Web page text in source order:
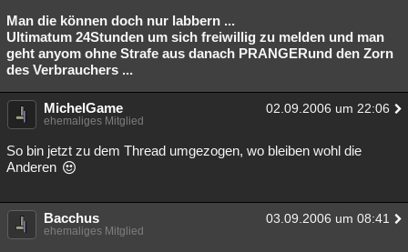
Man die können doch nur labbern ...
Ultimatum 24Stunden um sich freiwillig zu melden und man
geht anyom ohne Strafe aus danach PRANGERund den Zorn
des Verbrauchers ...
MichelGame 02.09.2006 um 22:06
ehemaliges Mitglied
So bin jetzt zu dem Thread umgezogen, wo bleiben wohl die
Anderen
Bacchus 03.09.2006 um 08:41
ehemaliges Mitglied